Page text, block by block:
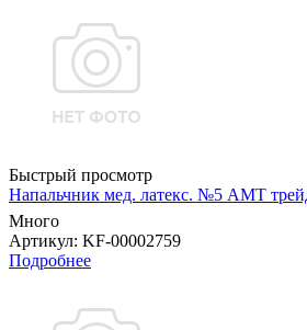
Быстрый просмотр
Напальчник мед. латекс. №5 АМТ
Много
Артикул: KF-00002759
Подробнее